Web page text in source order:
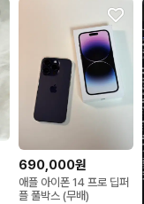
690,000원
애플 아이폰 14 프로 딥퍼
플 풀박스 (무배)